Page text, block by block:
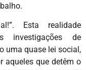
Esta realidade
investigações de
uma quase lei social,
aqueles que detêm o